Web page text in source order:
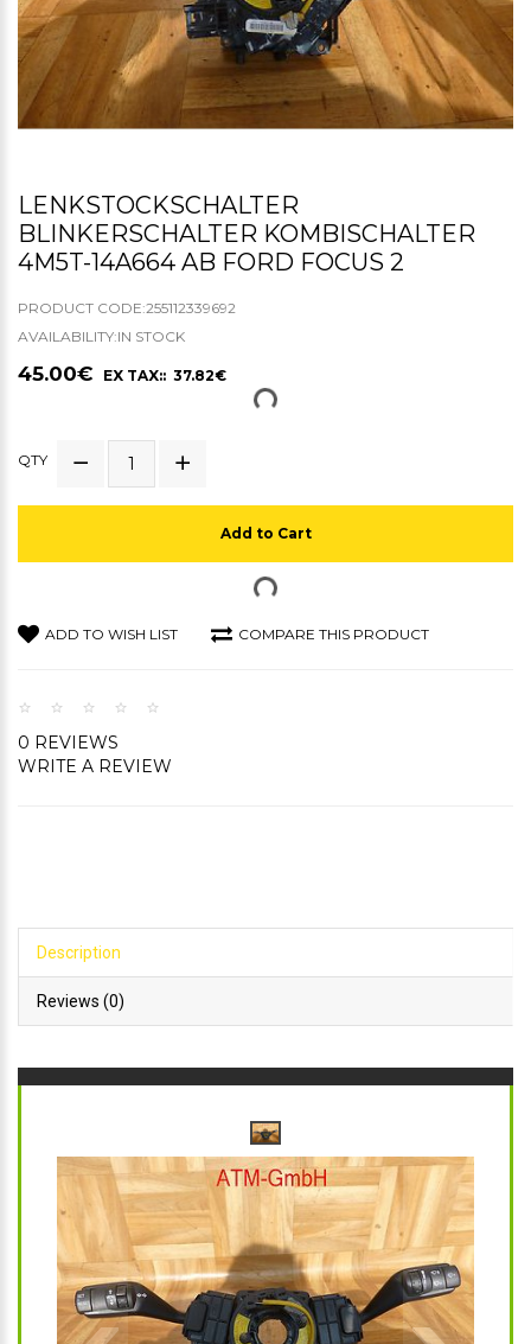
LENKSTOCKSCHALTER
BLINKERSCHALTER KOMBISCHALTER
4M5T-14A664 AB FORD FOCUS 2
PRODUCT CODE:255112339692
AVAILABILITY:IN STOCK
45.00€ EX TAX:: 37.82€
QTY
Add to Cart
ADD TO WISH LIST COMPARE THIS PRODUCT
0 REVIEWS
WRITE A REVIEW
Description
Reviews (0)